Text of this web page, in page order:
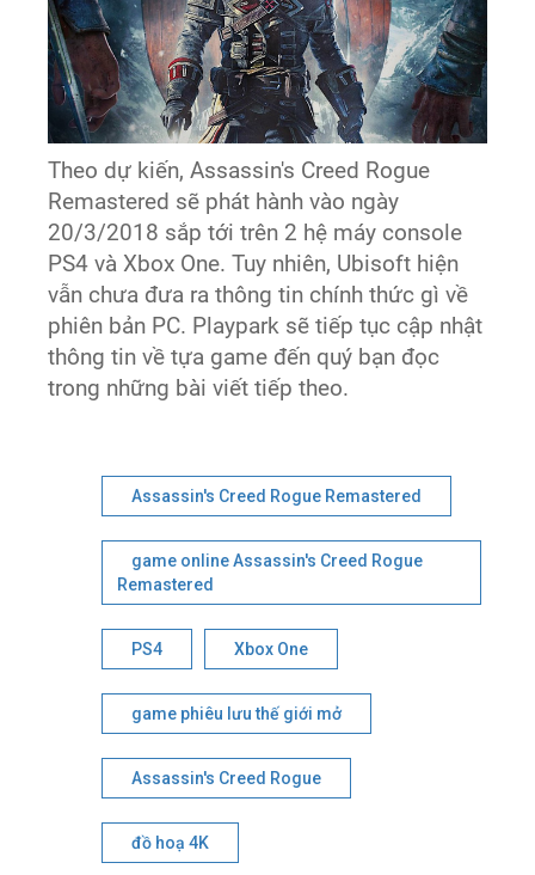
Theo dự kiến, Assassin's Creed Rogue
Remastered sẽ phát hành vào ngày
20/3/2018 sắp tới trên 2 hệ máy console
PS4 và Xbox One. Tuy nhiên, Ubisoft hiện
vẫn chưa đưa ra thông tin chính thức gì về
phiên bản PC. Playpark sẽ tiếp tục cập nhật
thông tin về tựa game đến quý bạn đọc
trong những bài viết tiếp theo.
Assassin's Creed Rogue Remastered
game online Assassin's Creed Rogue
Remastered
PS4 Xbox One
game phiêu lưu thế giới mở
Assassin's Creed Rogue
đồ hoạ 4K